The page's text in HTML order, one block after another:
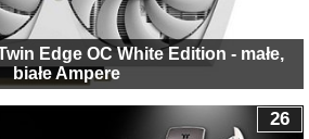
Edge OC White Edition - małe,
białe Ampere
26